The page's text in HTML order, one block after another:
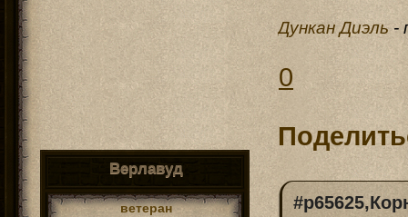
Дункан Диэль-
0
Верлавуд
ветеран